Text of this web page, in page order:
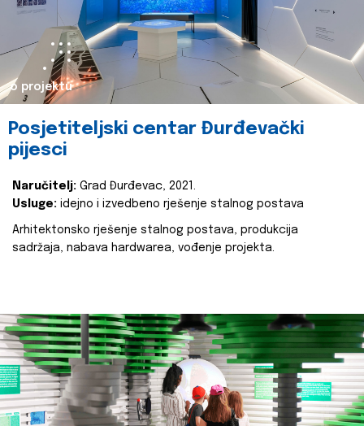
o projektu
Posjetiteljski centar Đurđevački
pijesci
Naručitelj: Grad Đurđevac, 2021.
Usluge: idejno i izvedbeno rješenje stalnog postava
Arhitektonsko rješenje stalnog postava, produkcija
sadržaja, nabava hardwarea, vođenje projekta.